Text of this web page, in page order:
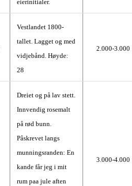
eierinitialer.
Vestlandet 1800-
tallet. Lagget og med
vidjebånd. Høyde:
28
2.000-3.000
Dreiet og på lav stett.
Innvendig rosemalt
på rød bunn.
Påskrevet langs
munningsranden: En
kande får jeg i mit
rum paa jule aften
3.000-4.000